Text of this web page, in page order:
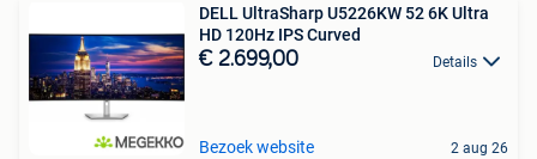
DELL UltraSharp U5226KW 52 6K Ultra
HD 120Hz IPS Curved
€ 2.699,00 Details
Bezoek website 2 aug 26